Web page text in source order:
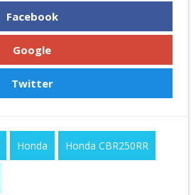
Facebook
Google
Twitter
Honda Honda CBR250RR